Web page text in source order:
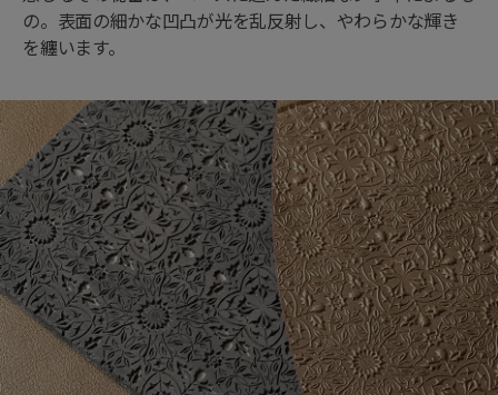
の。表面の細かな凹凸が光を乱反射し、やわらかな輝き
を纏います。